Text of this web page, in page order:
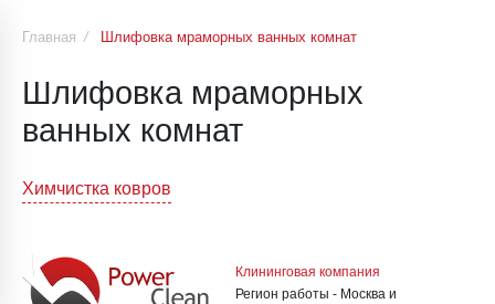
Главная / Шлифовка мраморных ванных комнат
Шлифовка мраморных
ванных комнат
Навигация
записям
Химчистка ковров
Клининговая компания
Регион работы - Москва и